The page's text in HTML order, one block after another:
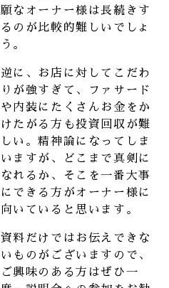
願なオーナー様は長続きす
るのが比較的難しいでしょ
う。
逆に、お店に対してこだわ
りが強すぎて、ファサード
や内装にたくさんお金をか
けたがる方も投資回収が難
しい。精神論になってしま
いますが、どこまで真剣に
なれるか、そこを一番大事
にできる方がオーナー様に
向いていると思います。
資料だけではお伝えできな
いものがございますので、
ご興味のある方はぜひ一